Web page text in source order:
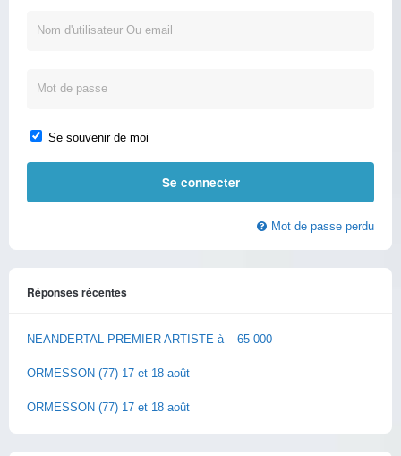
Se souvenir de moi
Mot de passe perdu
Réponses récentes
NEANDERTAL PREMIER ARTISTE à – 65 000
ORMESSON (77) 17 et 18 août
ORMESSON (77) 17 et 18 août